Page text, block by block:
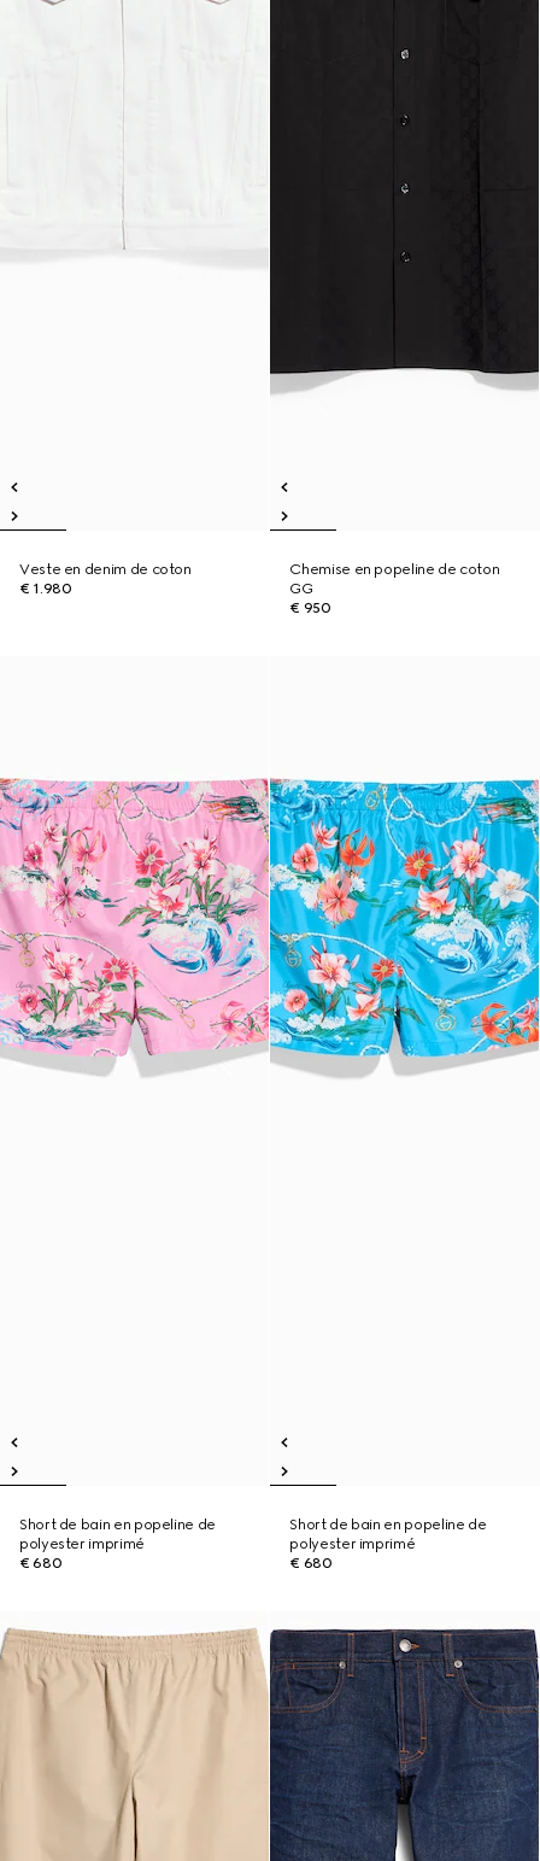
Veste en denim de coton
€ 1.980
Chemise en popeline de coton
GG
€ 950
Short de bain en popeline de
polyester imprimé
€ 680
Short de bain en popeline de
polyester imprimé
€ 680